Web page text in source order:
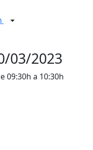
03/2023
09:30h a 10:30h